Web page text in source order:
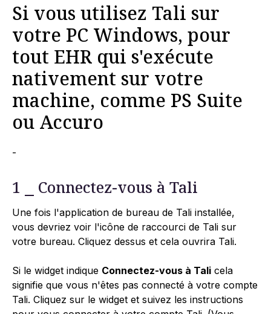
Si vous utilisez Tali sur
votre PC Windows, pour
tout EHR qui s'exécute
nativement sur votre
machine, comme PS Suite
ou Accuro
-
1 ⎯ Connectez-vous à Tali
Une fois l'application de bureau de Tali installée,
vous devriez voir l'icône de raccourci de Tali sur
votre bureau. Cliquez dessus et cela ouvrira Tali.
Si le widget indique Connectez-vous à Tali cela
signifie que vous n'êtes pas connecté à votre compte
Tali. Cliquez sur le widget et suivez les instructions